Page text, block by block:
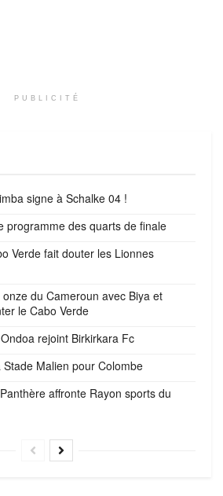
PUBLICITÉ
signe à Schalke 04 !
programme des quarts de finale
Verde fait douter les Lionnes
du Cameroun avec Biya et
le Cabo Verde
rejoint Birkirkara Fc
Malien pour Colombe
affronte Rayon sports du